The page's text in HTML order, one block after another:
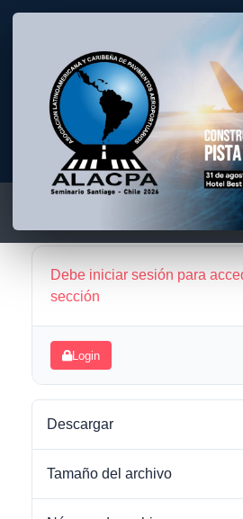
Debe iniciar sesión para
sección
Login
Descargar
Tamaño del archivo